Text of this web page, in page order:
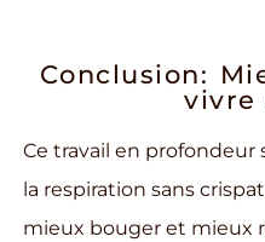
Conclusion:
vivre
Ce travail en
la respiration sans
mieux bouger et mieux